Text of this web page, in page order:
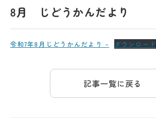
8月 じどうかんだより
令和7年8月じどうかんだより – ダウンロード
記事一覧に戻る